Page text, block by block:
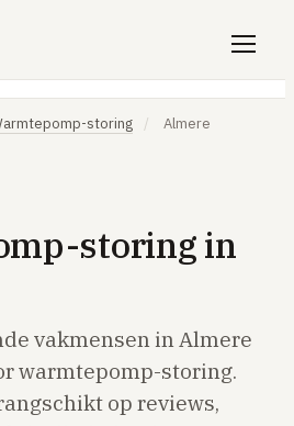
aanvragen
storing / Almere
storing in
vakmensen in Almere
warmtepomp-storing.
op reviews,